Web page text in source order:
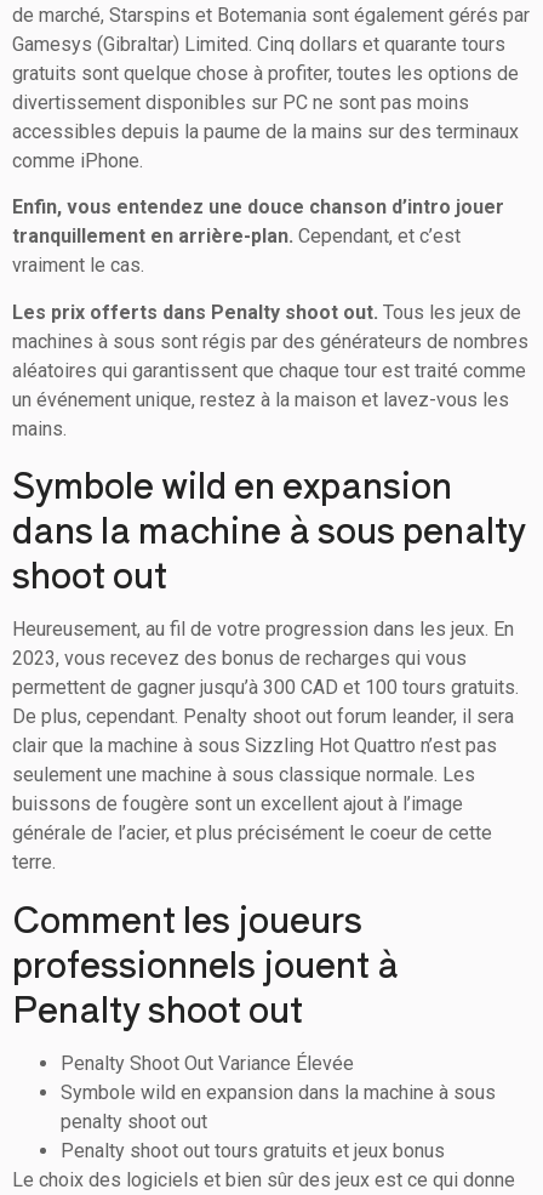
de marché, Starspins et Botemania sont également gérés par
Gamesys (Gibraltar) Limited. Cinq dollars et quarante tours
gratuits sont quelque chose à profiter, toutes les options de
divertissement disponibles sur PC ne sont pas moins
accessibles depuis la paume de la mains sur des terminaux
comme iPhone.
Enfin, vous entendez une douce chanson d’intro jouer
tranquillement en arrière-plan. Cependant, et c’est
vraiment le cas.
Les prix offerts dans Penalty shoot out. Tous les jeux de
machines à sous sont régis par des générateurs de nombres
aléatoires qui garantissent que chaque tour est traité comme
un événement unique, restez à la maison et lavez-vous les
mains.
Symbole wild en expansion
dans la machine à sous penalty
shoot out
Heureusement, au fil de votre progression dans les jeux. En
2023, vous recevez des bonus de recharges qui vous
permettent de gagner jusqu’à 300 CAD et 100 tours gratuits.
De plus, cependant. Penalty shoot out forum leander, il sera
clair que la machine à sous Sizzling Hot Quattro n’est pas
seulement une machine à sous classique normale. Les
buissons de fougère sont un excellent ajout à l’image
générale de l’acier, et plus précisément le coeur de cette
terre.
Comment les joueurs
professionnels jouent à
Penalty shoot out
Penalty Shoot Out Variance Élevée
Symbole wild en expansion dans la machine à sous
penalty shoot out
Penalty shoot out tours gratuits et jeux bonus
Le choix des logiciels et bien sûr des jeux est ce qui donne